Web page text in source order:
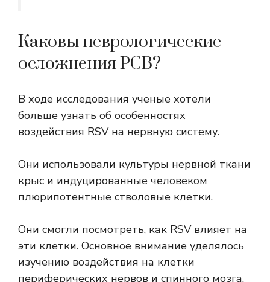
Каковы неврологические
осложнения РСВ?
В ходе исследования ученые хотели
больше узнать об особенностях
воздействия RSV на нервную систему.
Они использовали культуры нервной ткани
крыс и индуцированные человеком
плюрипотентные стволовые клетки.
Они смогли посмотреть, как RSV влияет на
эти клетки. Основное внимание уделялось
изучению воздействия на клетки
периферических нервов и спинного мозга.